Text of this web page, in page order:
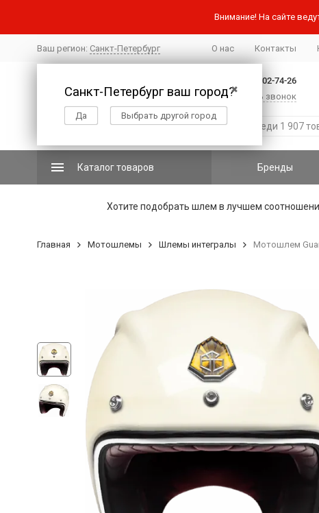
Внимание! На сайте
Ваш регион: Санкт-Петербург
✖
Санкт-Петербург ваш город?
Да Выбрать другой город
О нас Контакты
+7 (812) 502-74-26
Заказать звонок
Каталог товаров Бренды
Хотите подобрать шлем в лучшем
Главная Мотошлемы Шлемы интегралы Мотошлем